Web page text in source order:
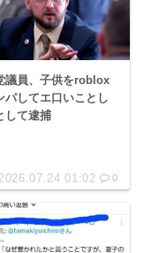
議員、子供をroblox
パしてエ口いことし
して逮捕
2026.07.24 01:02 0